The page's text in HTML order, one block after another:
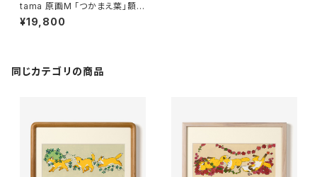
tama 原画M 「つかまえ葉」額装
込み
¥19,800
同じカテゴリの商品